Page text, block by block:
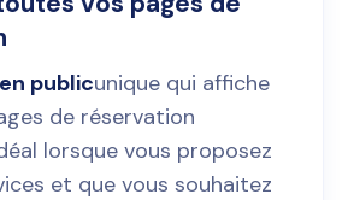
publicunique qui affiche
de réservation
lorsque vous proposez
et que vous souhaitez